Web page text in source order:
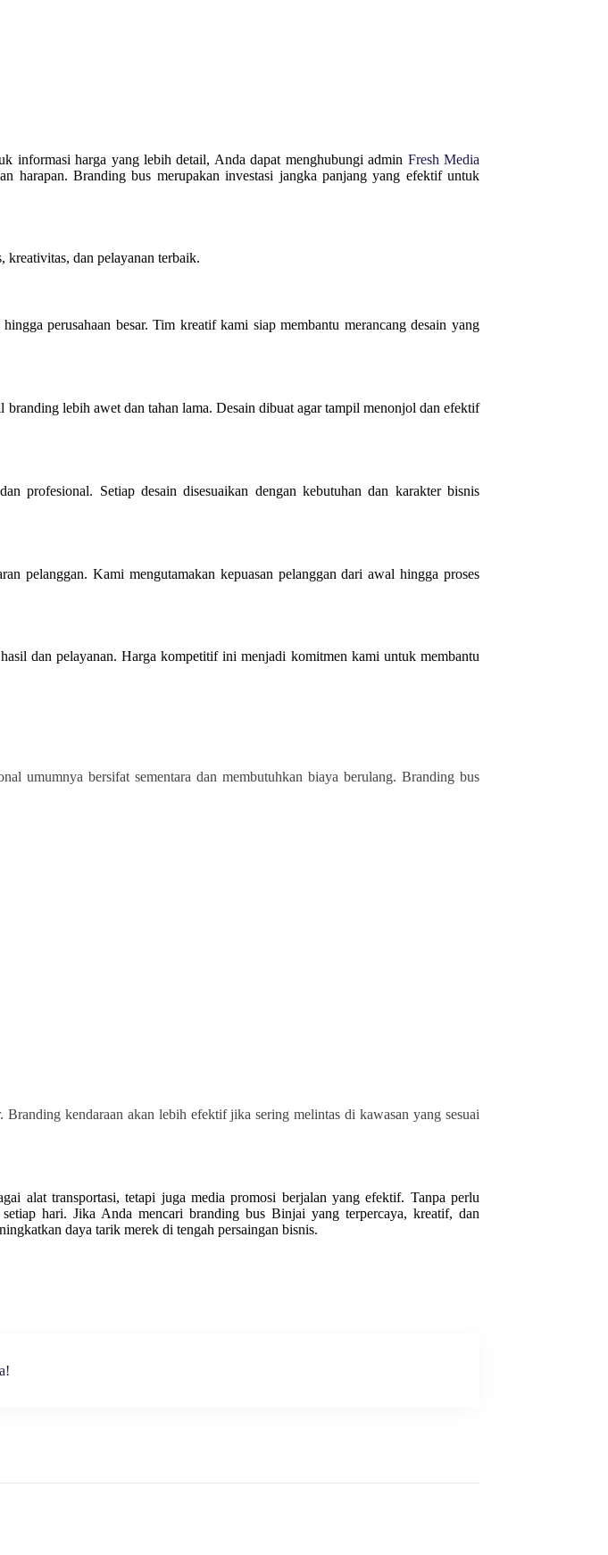
informasi harga yang lebih detail, Anda dapat menghubungi admin Fresh Media
harapan. Branding bus merupakan investasi jangka panjang yang efektif untuk
kreativitas, dan pelayanan terbaik.
perusahaan besar. Tim kreatif kami siap membantu merancang desain yang
lebih awet dan tahan lama. Desain dibuat agar tampil menonjol dan efektif
profesional. Setiap desain disesuaikan dengan kebutuhan dan karakter bisnis
pelanggan. Kami mengutamakan kepuasan pelanggan dari awal hingga proses
dan pelayanan. Harga kompetitif ini menjadi komitmen kami untuk membantu
umumnya bersifat sementara dan membutuhkan biaya berulang. Branding bus
kendaraan akan lebih efektif jika sering melintas di kawasan yang sesuai
alat transportasi, tetapi juga media promosi berjalan yang efektif. Tanpa perlu
setiap hari. Jika Anda mencari branding busBinjaiyang terpercaya, kreatif, dan
daya tarik merek di tengah persaingan bisnis.